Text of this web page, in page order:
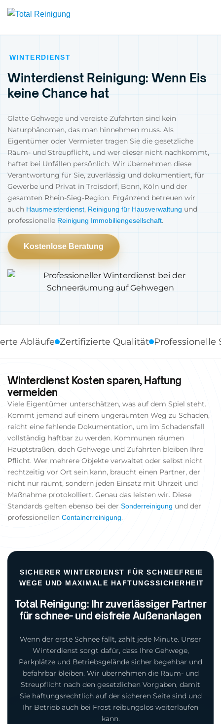
WINTERDIENST
Winterdienst Reinigung: Wenn Eis
keine Chance hat
Glatte Gehwege und vereiste Zufahrten sind kein
Naturphänomen, das man hinnehmen muss. Als
Eigentümer oder Vermieter tragen Sie die gesetzliche
Räum- und Streupflicht, und wer dieser nicht nachkommt,
haftet bei Unfällen persönlich. Wir übernehmen diese
Verantwortung für Sie, zuverlässig und dokumentiert, für
Gewerbe und Privat in Troisdorf, Bonn, Köln und der
gesamten Rhein-Sieg-Region. Ergänzend betreuen wir
auch Hausmeisterdienst, Reinigung für Hausverwaltung und
professionelle Reinigung Immobiliengesellschaft.
Kostenlose Beratung
Zertifizierte Qualität Professionelle
Winterdienst Kosten sparen, Haftung
vermeiden
Viele Eigentümer unterschätzen, was auf dem Spiel steht.
Kommt jemand auf einem ungeräumten Weg zu Schaden,
reicht eine fehlende Dokumentation, um im Schadensfall
vollständig haftbar zu werden. Kommunen räumen
Hauptstraßen, doch Gehwege und Zufahrten bleiben Ihre
Pflicht. Wer mehrere Objekte verwaltet oder selbst nicht
rechtzeitig vor Ort sein kann, braucht einen Partner, der
nicht nur räumt, sondern jeden Einsatz mit Uhrzeit und
Maßnahme protokolliert. Genau das leisten wir. Diese
Standards gelten ebenso bei der Sonderreinigung und der
professionellen Containerreinigung.
SICHERER WINTERDIENST FÜR SCHNEEFREIE
WEGE UND MAXIMALE HAFTUNGSSICHERHEIT
Total Reinigung: Ihr zuverlässiger Partner
für schnee- und eisfreie Außenanlagen
Wenn der erste Schnee fällt, zählt jede Minute. Unser
Winterdienst sorgt dafür, dass Ihre Gehwege,
Parkplätze und Betriebsgelände sicher begehbar und
befahrbar bleiben. Wir übernehmen die Räum- und
Streupflicht nach den gesetzlichen Vorgaben, damit
Sie haftungsrechtlich auf der sicheren Seite sind und
Ihr Betrieb auch bei Frost reibungslos weiterlaufen
kann.